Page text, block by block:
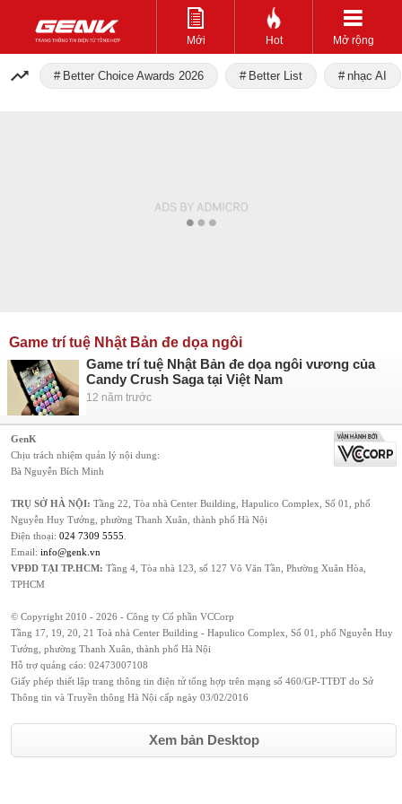
Mới Hot Mở rộng
Better Choice Awards 2026 Better List nhạc AI
Game trí tuệ Nhật Bản đe dọa ngôi
Game trí tuệ Nhật Bản đe dọa ngôi vương của
Candy Crush Saga tại Việt Nam
12 năm trước
GenK
Chịu trách nhiệm quản lý nội dung:
Bà Nguyễn Bích Minh
TRỤ SỞ HÀ NỘI: Tầng 22, Tòa nhà Center Building, Hapulico Complex, Số 01, phố
Nguyễn Huy Tưởng, phường Thanh Xuân, thành phố Hà Nội
Điện thoại: 024 7309 5555
Email: info@genk.vn
VPĐD TẠI TP.HCM: Tầng 4, Tòa nhà 123, số 127 Võ Văn Tần, Phường Xuân Hòa,
TPHCM
© Copyright 2010 - 2026 - Công ty Cổ phần VCCorp
Tầng 17, 19, 20, 21 Toà nhà Center Building - Hapulico Complex, Số 01, phố Nguyễn Huy
Tưởng, phường Thanh Xuân, thành phố Hà Nội
Hỗ trợ quảng cáo: 02473007108
Giấy phép thiết lập trang thông tin điện tử tổng hợp trên mạng số 460/GP-TTĐT do Sở
Thông tin và Truyền thông Hà Nội cấp ngày 03/02/2016
Xem bản Desktop